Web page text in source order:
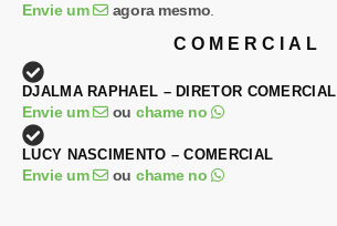
Envie um agora mesmo
COMERCIAL
DJALMA RAPHAEL – DIRETOR COMERCIAL
Envie um ou chame no
LUCY NASCIMENTO – COMERCIAL
Envie um ou chame no